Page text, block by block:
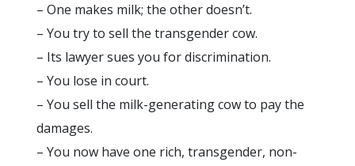
– One makes milk; the other doesn’t.
– You try to sell the transgender cow.
– Its lawyer sues you for discrimination.
– You lose in court.
– You sell the milk-generating cow to pay the
damages.
– You now have one rich, transgender, non-